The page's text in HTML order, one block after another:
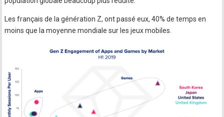
Les français de la génération Z, ont passé eux, 40% de temps en
moins que la moyenne mondiale sur les jeux mobiles.